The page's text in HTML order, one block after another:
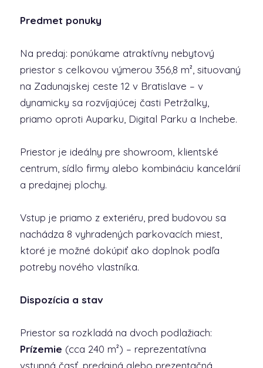
Predmet ponuky
Na predaj: ponúkame atraktívny nebytový
priestor s celkovou výmerou 356,8 m², situovaný
na Zadunajskej ceste 12 v Bratislave – v
dynamicky sa rozvíjajúcej časti Petržalky,
priamo oproti Auparku, Digital Parku a Inchebe.
Priestor je ideálny pre showroom, klientské
centrum, sídlo firmy alebo kombináciu kancelárií
a predajnej plochy.
Vstup je priamo z exteriéru, pred budovou sa
nachádza 8 vyhradených parkovacích miest,
ktoré je možné dokúpiť ako doplnok podľa
potreby nového vlastníka.
Dispozícia a stav
Priestor sa rozkladá na dvoch podlažiach:
Prízemie (cca 240 m²) – reprezentatívna
vstupná časť, predajná alebo prezentačná